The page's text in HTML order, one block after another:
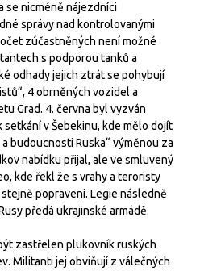
se nicméně nájezdníci
správy nad kontrolovanými
zúčastněných není možné
s podporou tanků a
odhady jejich ztrát se pohybují
4 obrněných vozidel a
Grad. 4. června byl vyzván
v Šebekinu, kde mělo dojít
budoucnosti Ruska“ výměnou za
nabídku přijal, ale ve smluvený
kde řekl že s vrahy a teroristy
popraveni. Legie následně
předá ukrajinské armádě.
zastřelen plukovník ruských
Militanti jej obviňují z válečných